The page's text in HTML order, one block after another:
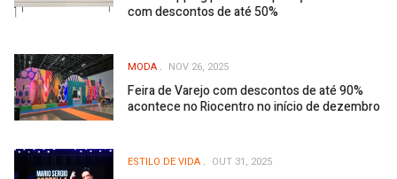
com descontos de até 50%
MODA NOV 26, 2025
Feira de Varejo com descontos de até 90%
acontece no Riocentro no início de dezembro
ESTILO DE VIDA OUT 31, 2025